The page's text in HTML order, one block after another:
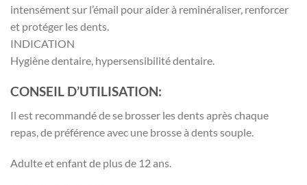
intensément sur l’émail pour aider à reminéraliser, renforcer
et protéger les dents.
INDICATION
Hygiène dentaire, hypersensibilité dentaire.
CONSEIL D’UTILISATION:
Il est recommandé de se brosser les dents après chaque
repas, de préférence avec une brosse à dents souple.
Adulte et enfant de plus de 12 ans.